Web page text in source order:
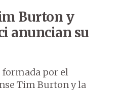
Burton y
anuncian su
formada por el
Tim Burton y la